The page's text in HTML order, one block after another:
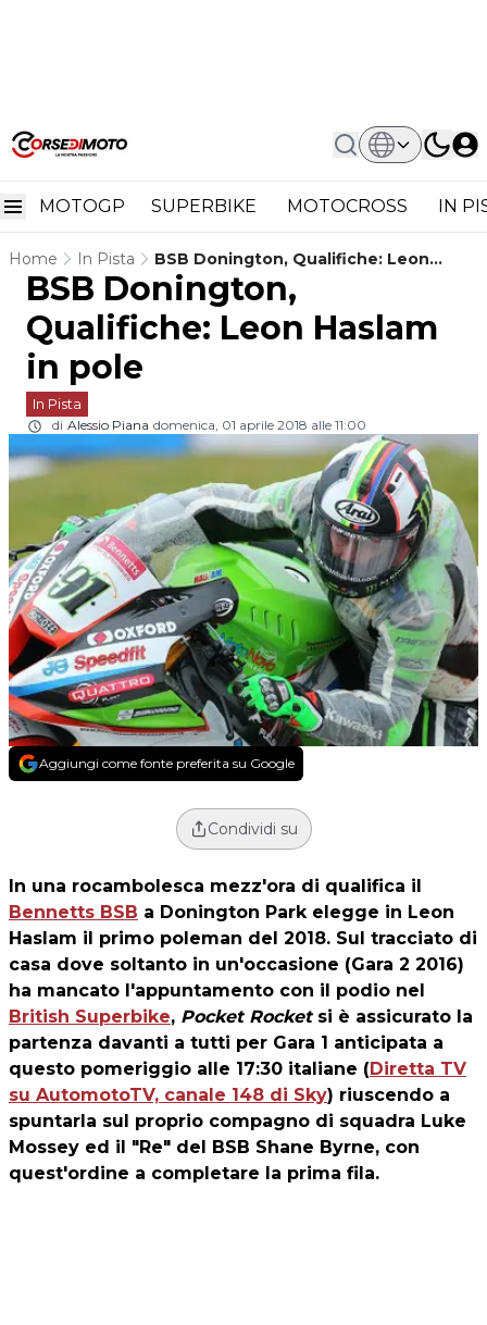
MOTOGP SUPERBIKE MOTOCROSS IN
Home In Pista
BSB Donington, Qualifiche: Leon
Haslam In Pole
BSB Donington,
Qualifiche: Leon Haslam
in pole
In Pista
di Alessio Piana domenica, 01 aprile 2018 alle 11:00
Aggiungi come fonte preferita su Google
Condividi su
In una rocambolesca mezz'ora di qualifica il
Bennetts BSB a Donington Park elegge in Leon
Haslam il primo poleman del 2018. Sul tracciato di
casa dove soltanto in un'occasione (Gara 2 2016)
ha mancato l'appuntamento con il podio nel
British Superbike, Pocket Rocketsi è assicurato la
partenza davanti a tutti per Gara 1 anticipata a
questo pomeriggio alle 17:30 italiane (Diretta TV
su AutomotoTV, canale 148 di Sky) riuscendo a
spuntarla sul proprio compagno di squadra Luke
Mossey ed il "Re" del BSB Shane Byrne, con
quest'ordine a completare la prima fila.